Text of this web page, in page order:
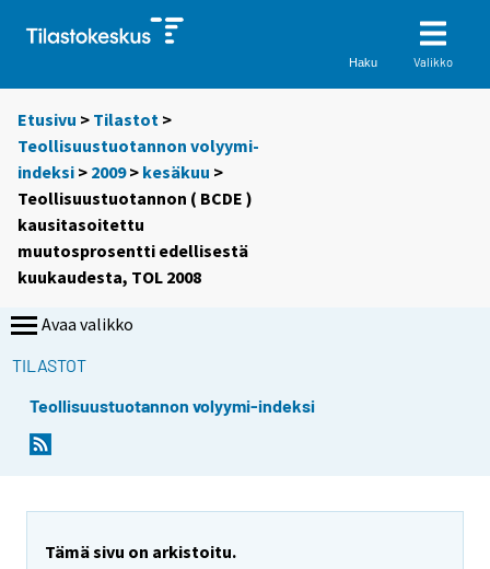
Haku Valikko
Etusivu > Tilastot >
Teollisuustuotannon volyymi-
indeksi > 2009> kesäkuu >
Teollisuustuotannon ( BCDE )
kausitasoitettu
muutosprosentti edellisestä
kuukaudesta, TOL 2008
Avaa valikko
TILASTOT
Teollisuustuotannon volyymi-indeksi
Tämä sivu on arkistoitu.